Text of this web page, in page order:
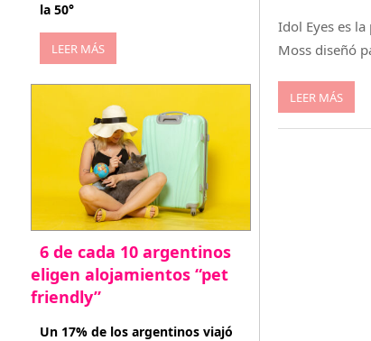
Idol Eyes es
Moss diseñó
LEER MÁS
la 50°
LEER MÁS
6 de cada 10 argentinos
eligen alojamientos “pet
friendly”
abril 27, 2026
Un 17% de los argentinos viajó